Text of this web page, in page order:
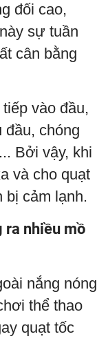
đối cao,
sự tuần
cân bằng
vào đầu,
đầu, chóng
Bởi vậy, khi
và cho quạt
bị cảm lạnh.
ra nhiều mồ
nắng nóng
thể thao
quạt tốc